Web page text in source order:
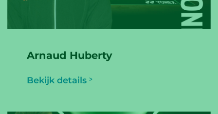
Arnaud Huberty
Bekijk details